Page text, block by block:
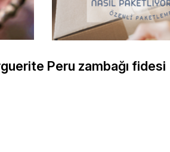
Peru zambağı fidesi